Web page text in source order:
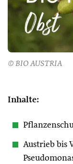
© BIO AUSTRIA
Inhalte:
Austrieb bis